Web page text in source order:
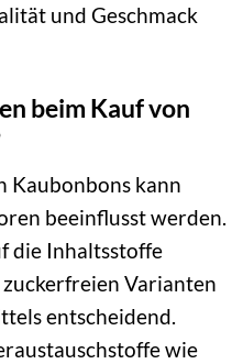
und Geschmack
beim Kauf von
Kaubonbons kann
beeinflusst werden.
die Inhaltsstoffe
Varianten
entscheidend.
wie